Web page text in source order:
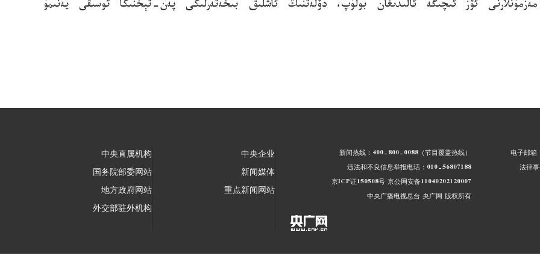
ئۆز ئىچىگە ئالىدىغان بولۇپ، دۆلەتنىڭ ئاشلىق بىخەتەرلىكى پەن-تېخنىكا توسىقى يەنىمۇ
中央直属机构
国务院部委网站
地方政府网站
外交部驻外机构
中央企业
新闻媒体
重点新闻网站
新闻热线：400-800-0088（节目覆盖热线）
电子邮箱
违法和不良信息举报电话：010-56807188
法律
京ICP证150508号 京公网安备11040202120007
中央广播电视总台 央广网 版权所有